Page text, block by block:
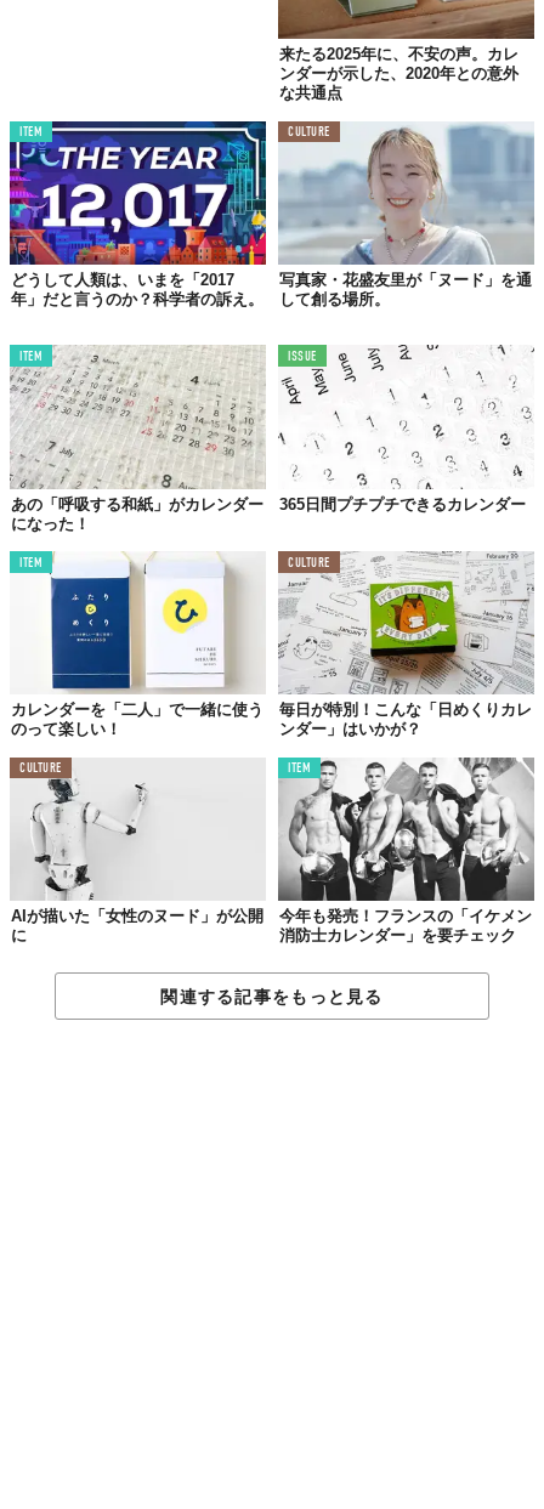
2017年版カレンダーのメイキング動画は、こちらから。
TABI LABO
来たる2025年に、不安の声。カレ
ンダーが示した、2020年との意外
な共通点
ITEM
どうして人類は、いまを「2017
年」だと言うのか？科学者の訴え。
CULTURE
写真家・花盛友里が「ヌード」を通
して創る場所。
ITEM
あの「呼吸する和紙」がカレンダー
になった！
ISSUE
365日間プチプチできるカレンダー
ITEM
カレンダーを「二人」で一緒に使う
のって楽しい！
CULTURE
毎日が特別！こんな「日めくりカレ
ンダー」はいかが？
CULTURE
AIが描いた「女性のヌード」が公開
に
ITEM
今年も発売！フランスの「イケメン
消防士カレンダー」を要チェック
関連する記事をもっと見る